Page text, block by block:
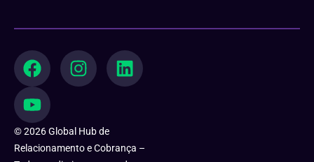
F
a
c
e
b
o
I
n
a
g
L
i
d
Y
o
u
t
u
b
© 2026 Global Hub de
Relacionamento e Cobrança –